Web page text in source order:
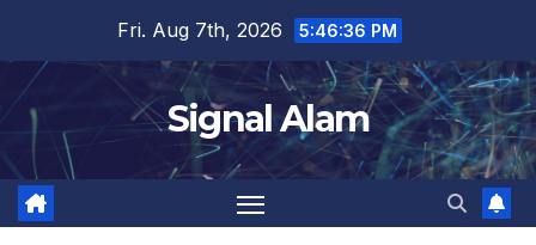
content
Fri. Aug 7th, 2026 5:46:36 PM
Signal Alam